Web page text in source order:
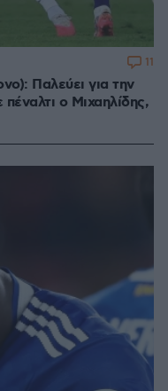
Παλεύει για την
ο Μιχαηλίδης,
11